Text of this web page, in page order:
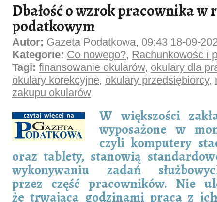
Dbałość o wzrok pracownika w
podatkowym
Autor: Gazeta Podatkowa, 09:43 18-09-
Kategorie: Co nowego?, Rachunkowość i
Tagi: finansowanie okularów, okulary dla
okulary korekcyjne, okulary przedsiębiorcy,
zakupu okularów
W większości
wyposażone w
czyli komputery
oraz tablety, stanowią
wykonywaniu zadań
przez część pracowników. Nie
że trwająca godzinami praca z